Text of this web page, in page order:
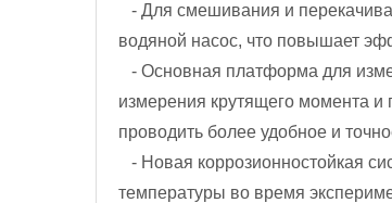
- Для смешивания и
водяной насос, что повышает
- Основная платформа для
измерения крутящего момента и
проводить более удобное и
- Новая коррозионностойкая
температуры во время